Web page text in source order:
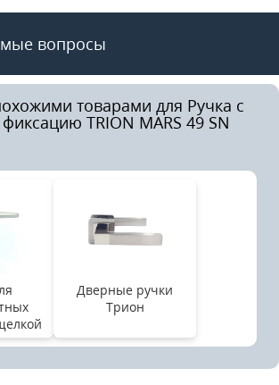
вопросы
товарами для Ручка с
TRION MARS 49 SN
Дверные ручки
Трион